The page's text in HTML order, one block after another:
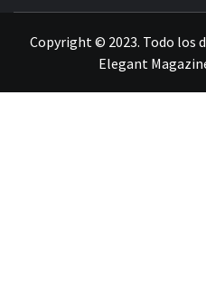
Copyright © 2023. Todo los
Elegant